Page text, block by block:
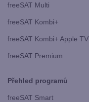
freeSAT Multi
freeSAT Kombi+
freeSAT Kombi+ Apple TV
freeSAT Premium
Přehled programů
freeSAT Smart